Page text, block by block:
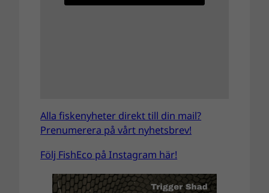
Alla fiskenyheter direkt till din mail?
Prenumerera på vårt nyhetsbrev!
Följ FishEco på Instagram här!